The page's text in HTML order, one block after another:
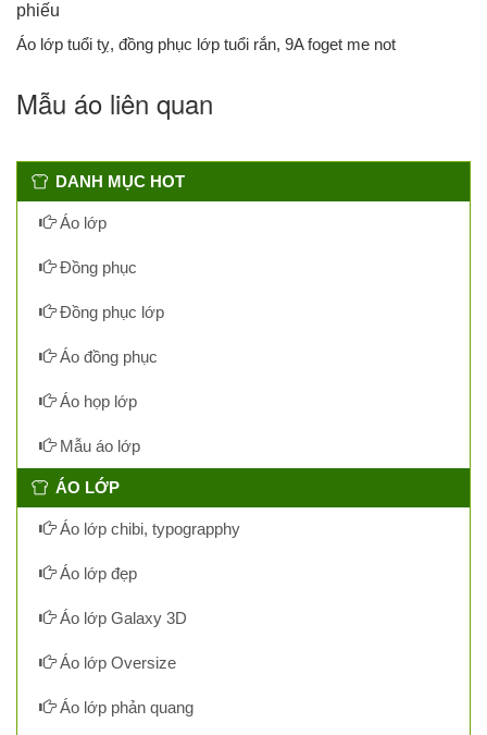
phiếu
Áo lớp tuổi tỵ, đồng phục lớp tuổi rắn, 9A foget me not
Mẫu áo liên quan
DANH MỤC HOT
Áo lớp
Đồng phục
Đồng phục lớp
Áo đồng phục
Áo họp lớp
Mẫu áo lớp
ÁO LỚP
Áo lớp chibi, typograpphy
Áo lớp đẹp
Áo lớp Galaxy 3D
Áo lớp Oversize
Áo lớp phản quang